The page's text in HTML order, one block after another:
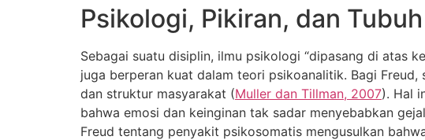
Psikologi, Pikiran, dan Tubuh
Sebagai suatu disiplin, ilmu psikologi “dipasang di atas
juga berperan kuat dalam teori psikoanalitik. Bagi
dan struktur masyarakat (Muller dan Tillman, 2007). Hal
bahwa emosi dan keinginan tak sadar menyebabkan
Freud tentang penyakit psikosomatis mengusulkan